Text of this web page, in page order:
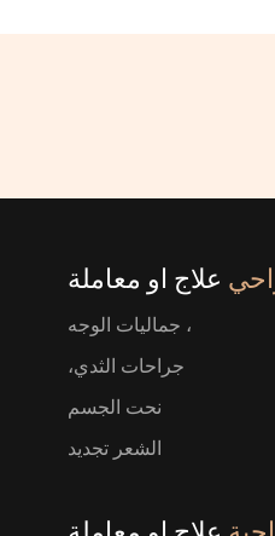
علاج او معاملة
، جماليات الوجه
جراحات الثدي،
نحت الجسم
الشعر تجديد